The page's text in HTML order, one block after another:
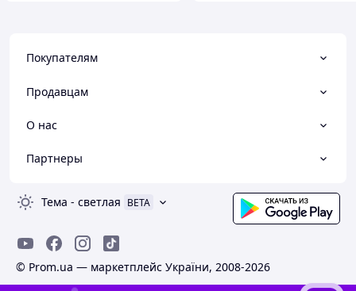
Покупателям
Продавцам
О нас
Партнеры
Тема - светлая BETA
© Prom.ua — маркетплейс України, 2008-2026